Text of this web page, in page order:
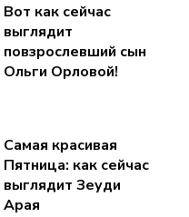
Вот как сейчас
выглядит
повзрослевший сын
Ольги Орловой!
Самая красивая
Пятница: как сейчас
выглядит Зеуди
Арая